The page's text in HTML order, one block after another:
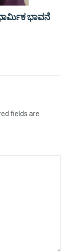
ಭಾವನೆ
fields are